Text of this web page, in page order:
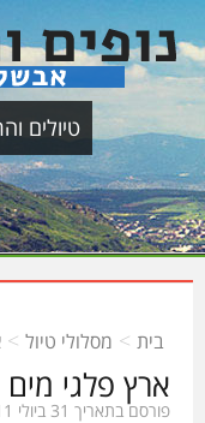
טיולים
בית > מסלולי טיול >
ארץ פלגי מים
פורסם בתאריך 31 ביולי 2011